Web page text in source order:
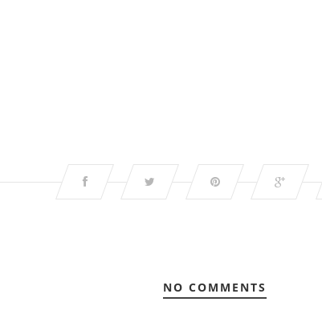
NO COMMENTS